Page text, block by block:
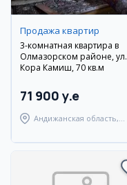
Продажа квартир
3-комнатная квартира в
Олмазорском районе, ул.
Кора Камиш, 70 кв.м
71 900 y.e
Андижанская область,